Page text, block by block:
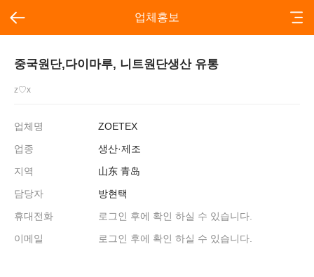
업체홍보
중국원단,다이마루, 니트원단생산 유통
z♡x
업체명
ZOETEX
업종
생산·제조
지역
山东 青岛
담당자
방현택
휴대전화
로그인 후에 확인 하실 수 있습니다.
이메일
로그인 후에 확인 하실 수 있습니다.